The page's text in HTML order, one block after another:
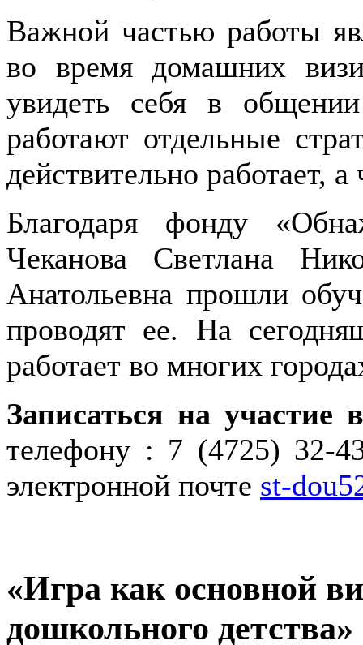
Важной частью работы
во время домашних
увидеть себя в
работают отдельные
действительно работает,
Благодаря фонду
Чеканова Светлана
Анатольевна прошли
проводят ее. На
работает во многих
Записаться на
телефону : 7 (4725) 32-
электронной почте st-
«Игра как основной
дошкольного детства»